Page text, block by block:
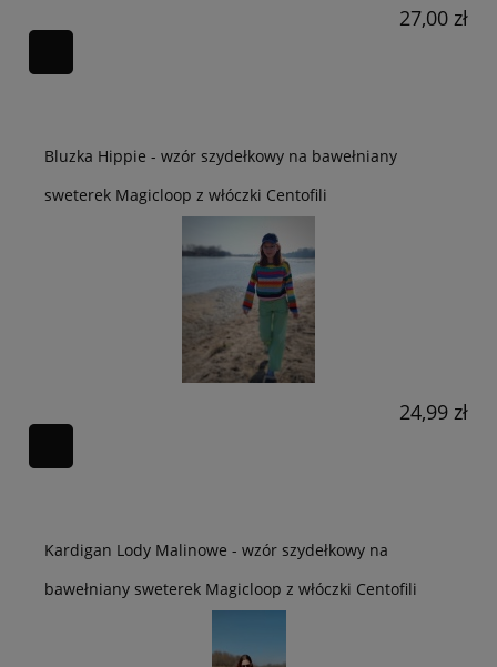
27,00 zł
Bluzka Hippie - wzór szydełkowy na bawełniany
sweterek Magicloop z włóczki Centofili
24,99 zł
Kardigan Lody Malinowe - wzór szydełkowy na
bawełniany sweterek Magicloop z włóczki Centofili